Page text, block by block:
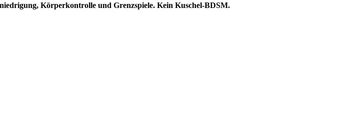
Körperkontrolle und Grenzspiele. Kein Kuschel-BDSM.